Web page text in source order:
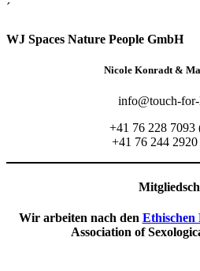
´
WJ Spaces Nature People GmbH
Nicole Konradt &
info@touch-
+41 76 228 7093
+41 76 244
Wir arbeiten nach den Ethischen
Association of